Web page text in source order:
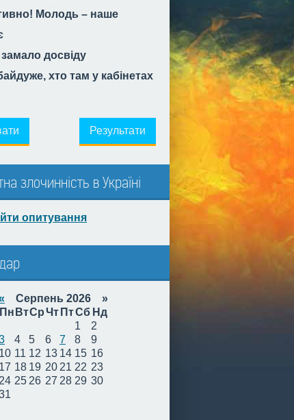
Молодь – наше
досвіду
хто там у кабінетах
Результати
злочинність в Україні
опитування
Серпень 2026 »
Пн ВтСрЧт ПтСб Нд
1
2
4 5 6 7 8
9
10 11 12 13 14 15 16
17 18 19 20 21 22 23
24 25 26 27 28 29 30